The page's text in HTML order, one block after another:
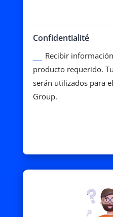
Confidentialité
Recibir
producto requerido.
serán utilizados para
Group.